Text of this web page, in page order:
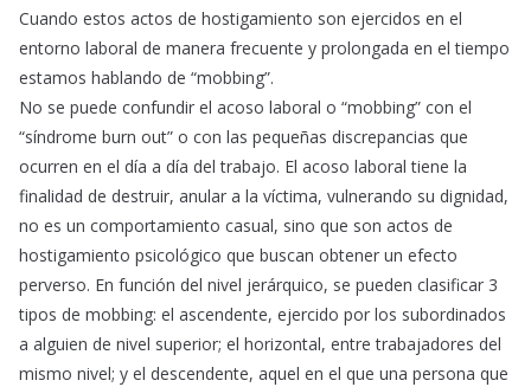
Cuando estos actos de hostigamiento son ejercidos en el
entorno laboral de manera frecuente y prolongada en el tiempo
estamos hablando de “mobbing”.
No se puede confundir el acoso laboral o “mobbing” con el
“síndrome burn out” o con las pequeñas discrepancias que
ocurren en el día a día del trabajo. El acoso laboral tiene la
finalidad de destruir, anular a la víctima, vulnerando su dignidad,
no es un comportamiento casual, sino que son actos de
hostigamiento psicológico que buscan obtener un efecto
perverso. En función del nivel jerárquico, se pueden clasificar 3
tipos de mobbing: el ascendente, ejercido por los subordinados
a alguien de nivel superior; el horizontal, entre trabajadores del
mismo nivel; y el descendente, aquel en el que una persona que